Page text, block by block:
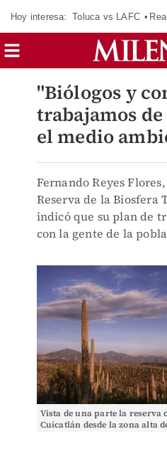
Hoy interesa: Toluca vs LAFC
"Biólogos y
trabajamos
el medio
Fernando Reyes
Reserva de la Biosfera
indicó que su plan de
con la gente de la
Vista de una parte la reserva
Cuicatlán desde la zona alta